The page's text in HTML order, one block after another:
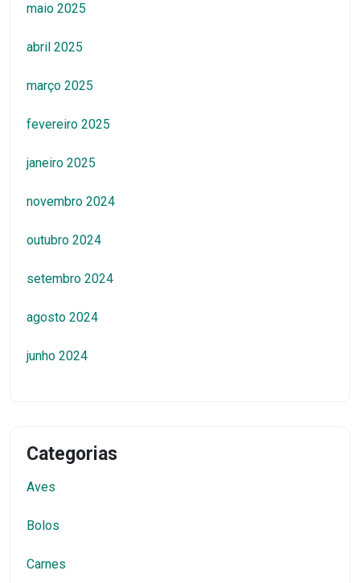
maio 2025
abril 2025
março 2025
fevereiro 2025
janeiro 2025
novembro 2024
outubro 2024
setembro 2024
agosto 2024
junho 2024
Categorias
Aves
Bolos
Carnes